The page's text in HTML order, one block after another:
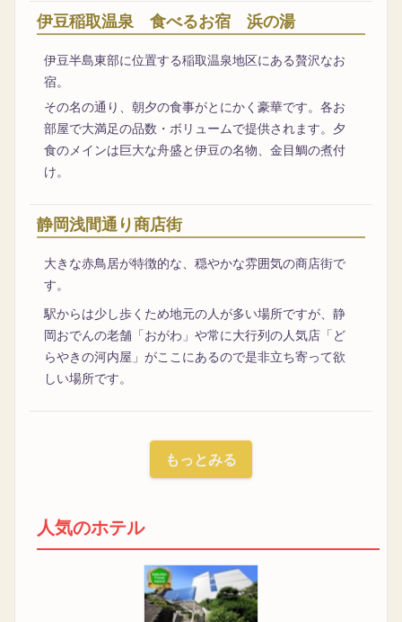
伊豆稲取温泉 食べるお宿 浜の湯
伊豆半島東部に位置する稲取温泉地区にある贅沢なお
宿。
その名の通り、朝夕の食事がとにかく豪華です。各お
部屋で大満足の品数・ボリュームで提供されます。夕
食のメインは巨大な舟盛と伊豆の名物、金目鯛の煮付
け。
静岡浅間通り商店街
大きな赤鳥居が特徴的な、穏やかな雰囲気の商店街で
す。
駅からは少し歩くため地元の人が多い場所ですが、静
岡おでんの老舗「おがわ」や常に大行列の人気店「ど
らやきの河内屋」がここにあるので是非立ち寄って欲
しい場所です。
もっとみる
人気のホテル